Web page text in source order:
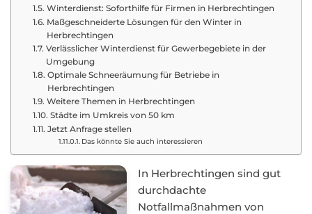
Winterdienst: Soforthilfe für Firmen in Herbrechtingen
Maßgeschneiderte Lösungen für den Winter in
Herbrechtingen
Verlässlicher Winterdienst für Gewerbegebiete in der
Umgebung
Optimale Schneeräumung für Betriebe in
Herbrechtingen
Weitere Themen in Herbrechtingen
Städte im Umkreis von 50 km
Jetzt Anfrage stellen
Das könnte Sie auch interessieren
In Herbrechtingen sind gut
durchdachte
Notfallmaßnahmen von